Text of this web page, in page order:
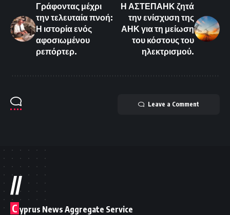
Γράφοντας μέχρι
την τελευταία πνοή:
Η ιστορία ενός
αφοσιωμένου
ρεπόρτερ.
Η ΑΣΤΕΠΑΗΚ ζητά
την ενίσχυση της
ΑΗΚ για τη μείωση
του κόστους του
ηλεκτρισμού.
Leave a Comment
//
C yprus News Aggregate Service